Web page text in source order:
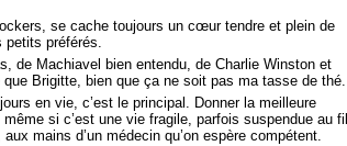
se cache toujours un cœur tendre et plein de
petits préférés.
de Machiavel bien entendu, de Charlie Winston et
Brigitte, bien que ça ne soit pas ma tasse de thé.
en vie, c’est le principal. Donner la meilleure
si c’est une vie fragile, parfois suspendue au fil
mains d’un médecin qu’on espère compétent.